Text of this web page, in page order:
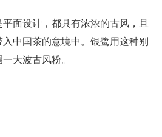
面设计，都具有浓浓的古风，且
中国茶的意境中。银鹭用这种别
大波古风粉。